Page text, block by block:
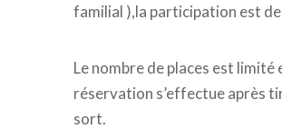
familial ),la participation est
Le nombre de places est limité
réservation s’effectue après
sort.